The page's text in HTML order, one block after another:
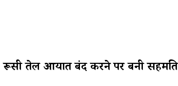
रूसी तेल आयात बंद करने पर बनी सहमति